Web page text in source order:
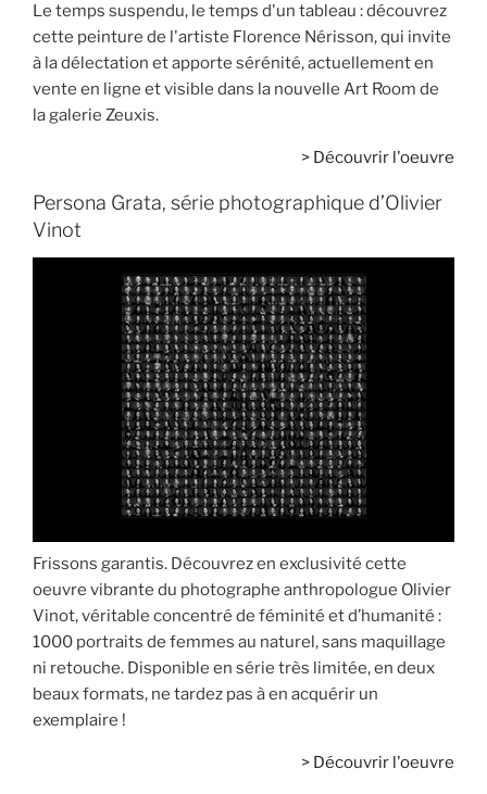
Le temps suspendu, le temps d'un tableau : découvrez
cette peinture de l'artiste Florence Nérisson, qui invite
à la délectation et apporte sérénité, actuellement en
vente en ligne et visible dans la nouvelle Art Room de
la galerie Zeuxis.
> Découvrir l'oeuvre
Persona Grata, série photographique d’Olivier
Vinot
Frissons garantis. Découvrez en exclusivité cette
oeuvre vibrante du photographe anthropologue Olivier
Vinot, véritable concentré de féminité et d’humanité :
1000 portraits de femmes au naturel, sans maquillage
ni retouche. Disponible en série très limitée, en deux
beaux formats, ne tardez pas à en acquérir un
exemplaire !
> Découvrir l'oeuvre